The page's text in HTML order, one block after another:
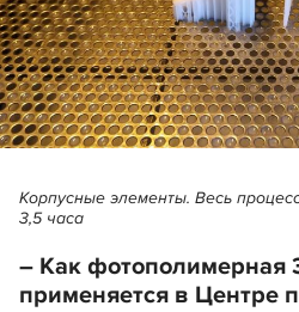
Корпусные элементы. Весь
3,5 часа
– Как фотополимерная
применяется в Центре